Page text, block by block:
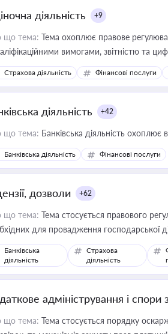
діяльність +9
що тема: Тема охоплює правове
вимогами, звітністю та
змін у цій сфері корисне для
оренди державного майна,
Страхова діяльність Фінансові послуги
діяльність +42
що тема: Банківська діяльність охоплює
Банківська діяльність Фінансові послуги
дозволи +62
що тема: Тема стосується правового
для провадження господарської
Банківська
діяльність
Страхова
діяльність
адміністрування і
що тема: Тема стосується порядку